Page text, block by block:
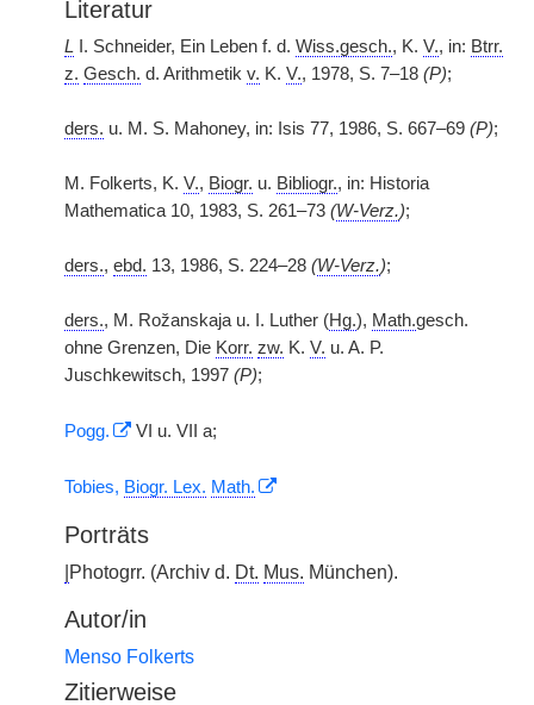
Literatur
L I. Schneider, Ein Leben f. d. Wiss.gesch., K. V., in: Btrr.
z. Gesch. d. Arithmetik v. K. V., 1978, S. 7–18 (P);
ders. u. M. S. Mahoney, in: Isis 77, 1986, S. 667–69 (P);
M. Folkerts, K. V., Biogr. u. Bibliogr., in: Historia
Mathematica 10, 1983, S. 261–73 (W-Verz.);
ders., ebd. 13, 1986, S. 224–28 (W-Verz.);
ders., M. Rožanskaja u. I. Luther (Hg.), Math.gesch.
ohne Grenzen, Die Korr. zw. K. V. u. A. P.
Juschkewitsch, 1997 (P);
Pogg. VI u. VII a;
Tobies, Biogr. Lex. Math.
Porträts
Photogrr. (Archiv d. Dt. Mus. München).
Autor/in
Menso Folkerts
Zitierweise